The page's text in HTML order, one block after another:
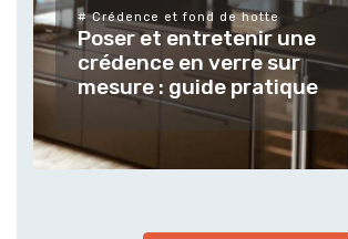
Tendances et usages des
verres et vitrages sur
mesure pour les espaces
extérieur